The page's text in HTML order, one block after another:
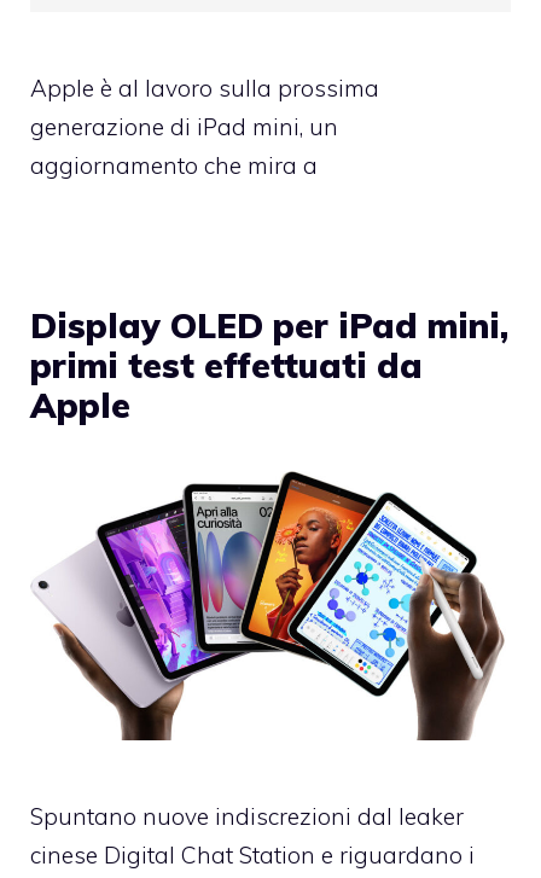
Apple è al lavoro sulla prossima
generazione di iPad mini, un
aggiornamento che mira a
Display OLED per iPad mini,
primi test effettuati da
Apple
Spuntano nuove indiscrezioni dal leaker
cinese Digital Chat Station e riguardano i